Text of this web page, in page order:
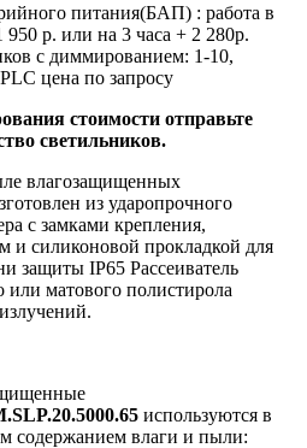
питания(БАП) : работа в
р. или на 3 часа + 2 280р.
с диммированием: 1-10,
цена по запросу
стоимости отправьте
светильников.
влагозащищенных
из ударопрочного
с замками крепления,
и силиконовой прокладкой для
защиты IP65 Рассеиватель
или матового полистирола
используются в
содержанием влаги и пыли: